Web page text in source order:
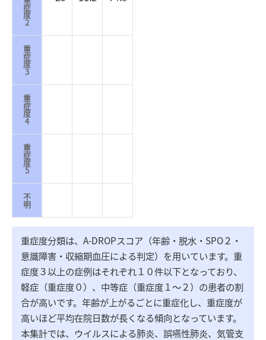
症
度
2
重
症
度
3
重
症
度
4
重
症
度
5
不
明
重症度分類は、A-DROPスコア（年齢・脱水・SPO２・
意識障害・収縮期血圧による判定）を用いています。重
症度３以上の症例はそれぞれ１０件以下となっており、
軽症（重症度０）、中等症（重症度１～２）の患者の割
合が高いです。年齢が上がるごとに重症化し、重症度が
高いほど平均在院日数が長くなる傾向となっています。
本集計では、ウイルスによる肺炎、誤嚥性肺炎、気管支